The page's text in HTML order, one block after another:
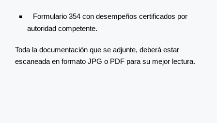
Formulario 354 con desempeños certificados por
autoridad competente.
Toda la documentación que se adjunte, deberá estar
escaneada en formato JPG o PDF para su mejor lectura.